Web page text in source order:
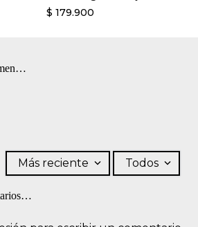
$ 179.900
Más reciente Todos